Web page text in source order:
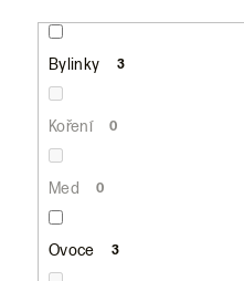
Bylinky 3
Koření 0
Med 0
Ovoce 3